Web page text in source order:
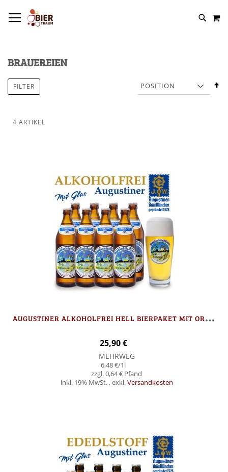
BRAUEREIEN
4 ARTIKEL
A
UGUSTINER ALKOHOLFREI HELL BIERPAKET MIT ORIGINAL BIERGLAS
25,90 €
MEHRWEG
6,48 €/1l
0,64 €
inkl. 19% MwSt. ,exkl.Versandkosten
FILTER